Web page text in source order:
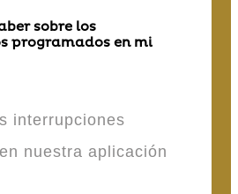
sobre los
programados en mi
interrupciones
nuestra aplicación